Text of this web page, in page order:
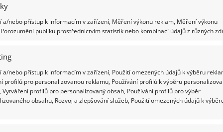
a/nebo přístup k informacím v zařízení, Měření výkonu reklam, Měření výkonu
publiku prostřednictvím statistik nebo kombinací údajů z různých
a/nebo přístup k informacím v zařízení, Použití omezených údajů k výběru
profilů pro personalizovanou reklamu, Používání profilů k výběru
Vytváření profilů pro personalizovaný obsah, Používání profilů pro výběr
obsahu, Rozvoj a zlepšování služeb, Použití omezených údajů k
Ovoce a slupky jsou bohaté na draslík a fosfor a tyto
využít nejen ve prospěch svého zdraví, ale také
zdraví rostlin a jejich růstu. Zkuste si vyrobit
potřebné živiny.
slupka nalezne uplatnění jako
hnojivo nejen pro rajčata a papriky